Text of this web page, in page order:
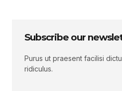
Subscribe our
Purus ut praesent facilisi
ridiculus.